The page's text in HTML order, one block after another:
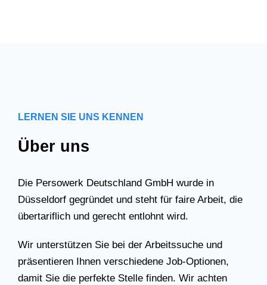
LERNEN SIE UNS KENNEN
Über uns
Die Persowerk Deutschland GmbH wurde in
Düsseldorf gegründet und steht für faire Arbeit, die
übertariflich und gerecht entlohnt wird.
Wir unterstützen Sie bei der Arbeitssuche und
präsentieren Ihnen verschiedene Job-Optionen,
damit Sie die perfekte Stelle finden. Wir achten